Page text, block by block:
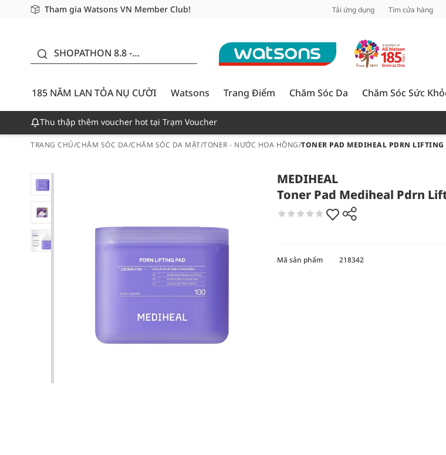
Tham gia Watsons VN Member Club!
Miễn phí giao hàng cho đơn hàng từ 249,000Đ
Giao hàng nhanh 24h - Áp dụng khu vực TP. Hồ Chí Minh Tải ứng dụng Tìm cửa hàng
SHOPATHON 8.8 -
CƯỜI - GIẢM ĐẾN
50%
185 NĂM LAN TỎA NỤ CƯỜI
Watsons Trang Điểm Chăm Sóc Da Chăm Sóc Sức
Thu thập thêm voucher hot tại Trạm Voucher
TRANG CHỦ/CHĂM SÓC DA/CHĂM SÓC DA MẶT/TONER - NƯỚC HOA HỒNG/TONER PAD MEDIHEAL PDRN LIFTING
MEDIHEAL
Toner Pad Mediheal Pdrn
Mã sản phẩm 218342